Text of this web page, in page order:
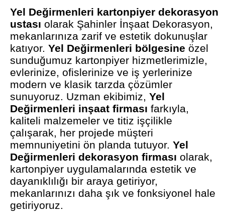
Yel Değirmenleri kartonpiyer dekorasyon
ustası olarak Şahinler İnşaat Dekorasyon,
mekanlarınıza zarif ve estetik dokunuşlar
katıyor.Yel Değirmenleri bölgesine özel
sunduğumuz kartonpiyer hizmetlerimizle,
evlerinize, ofislerinize ve iş yerlerinize
modern ve klasik tarzda çözümler
sunuyoruz. Uzman ekibimiz,Yel
Değirmenleri inşaat firması farkıyla,
kaliteli malzemeler ve titiz işçilikle
çalışarak, her projede müşteri
memnuniyetini ön planda tutuyor.Yel
Değirmenleri dekorasyon firması olarak,
kartonpiyer uygulamalarında estetik ve
dayanıklılığı bir araya getiriyor,
mekanlarınızı daha şık ve fonksiyonel hale
getiriyoruz.